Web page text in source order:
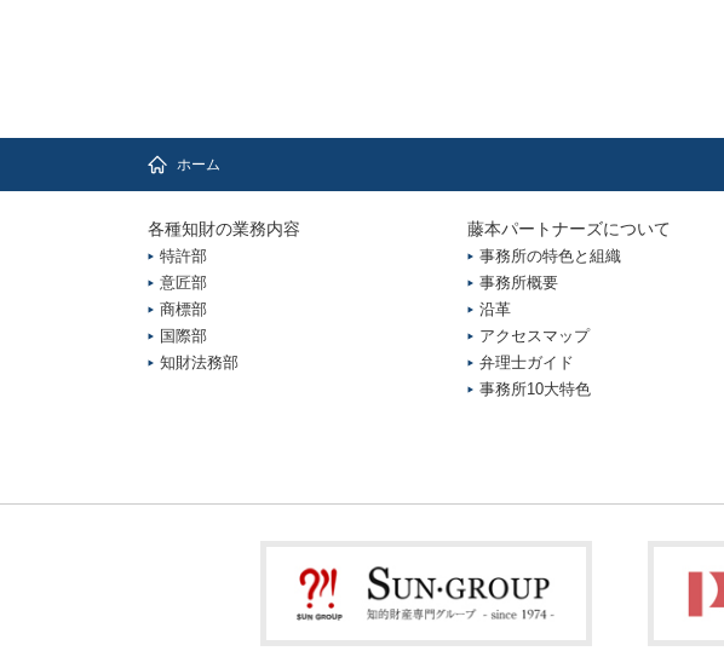
ホーム
各種知財の業務内容
特許部
意匠部
商標部
国際部
知財法務部
藤本パートナーズについて
事務所の特色と組織
事務所概要
沿革
アクセスマップ
弁理士ガイド
事務所10大特色